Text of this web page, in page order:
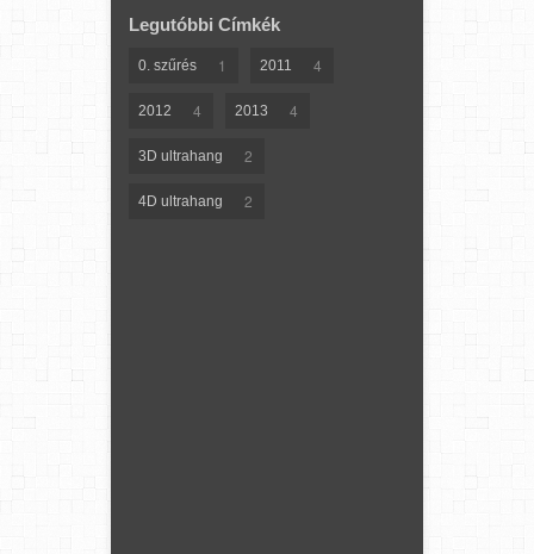
Legutóbbi Címkék
0. szűrés 1 2011 4
2012 4 2013 4
3D ultrahang 2
4D ultrahang 2